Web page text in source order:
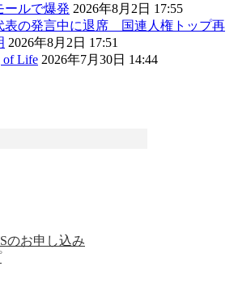
ルで爆発 2026年8月2日 17:55
表の発言中に退席 国連人権トップ再
2026年8月2日 17:51
of Life 2026年7月30日 14:44
のお申し込み